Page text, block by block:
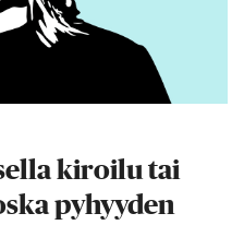
kiroilu tai
pyhyyden